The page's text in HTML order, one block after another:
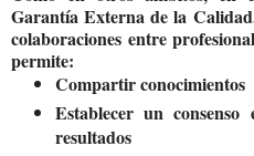
Garantía Externa de la
colaboraciones entre
permite:
Compartir conocimientos
Establecer un
resultados